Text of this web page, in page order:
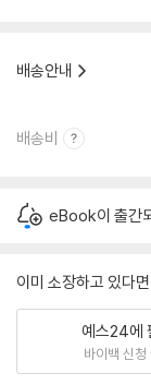
배송안내
배송비
eBook이 출간
이미 소장하고 있다
예스24에
바이백 신청